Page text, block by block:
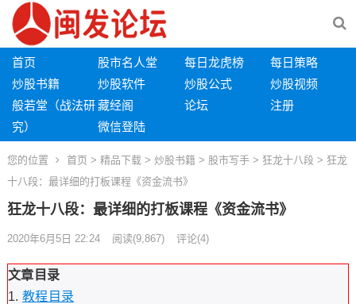
首页 股市名人堂 每日龙虎榜
每日策略
炒股书籍
炒股软件 炒股公式
炒股视频
般若堂（战法研
究）
藏经阁 论坛
注册
微信登陆
您的位置 首页 > 精品下载> 炒股书籍 > 股市写手> 狂龙十八段 > 狂龙
十八段：最详细的打板课程《资金流书》
狂龙十八段：最详细的打板课程《资金流书》
2020年6月5日 22:24 阅读(9,867) 评论(4)
文章目录
教程目录